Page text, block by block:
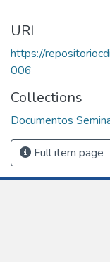
URI
https://
006
Collections
Documentos
Full item page